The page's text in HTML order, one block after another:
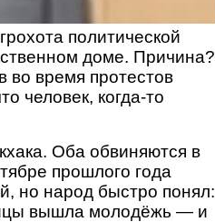
политической
доме. Причина?
во время протестов
человек, когда-то
Оба обвиняются в
прошлого года
но народ быстро понял:
вышла молодёжь — и